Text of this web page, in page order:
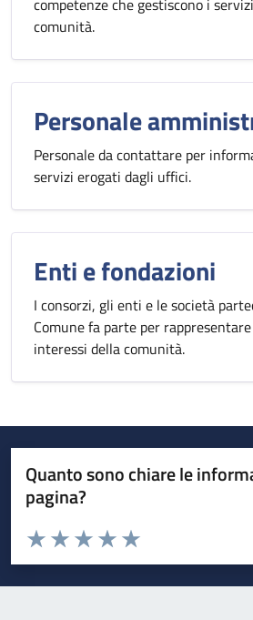
competenze che gestiscono i
comunità.
Personale
Personale da contattare per
servizi erogati dagli uffici.
Enti e fondazioni
I consorzi, gli enti e le società
Comune fa parte per
interessi della comunità.
Quanto sono chiare le
pagina?
Valuta da 1 a 5 stelle la pagina
Valuta 5 stelle su 5
Valuta 4 stelle su 5
Valuta 3 stelle su 5
Valuta 2 stelle su 5
Valuta 1 stelle su 5